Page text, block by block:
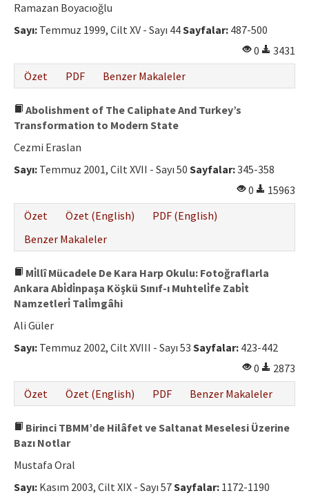
Ramazan Boyacıoğlu
Sayı: Temmuz 1999, Cilt XV - Sayı 44Sayfalar: 487-500
0
3431
Özet
PDF Benzer Makaleler
Abolishment of The Caliphate And Turkey’s
Transformation to Modern State
Cezmi Eraslan
Sayı: Temmuz 2001, Cilt XVII - Sayı 50 Sayfalar:345-358
0
15963
Özet
Özet (English)
PDF (English)
Benzer Makaleler
Mi̇llî Mücadele De Kara Harp Okulu: Fotoğraflarla
Ankara Abi̇di̇npaşa Köşkü Sınıf-ı Muhteli̇fe Zabi̇t
Namzetleri̇ Tali̇mgâhi
Ali Güler
Sayı: Temmuz 2002, Cilt XVIII - Sayı 53 Sayfalar: 423-442
0
2873
Özet
Özet (English) PDF Benzer Makaleler
Birinci TBMM’de Hilâfet ve Saltanat Meselesi Üzerine
Bazı Notlar
Mustafa Oral
Sayı: Kasım 2003, Cilt XIX - Sayı 57Sayfalar: 1172-1190